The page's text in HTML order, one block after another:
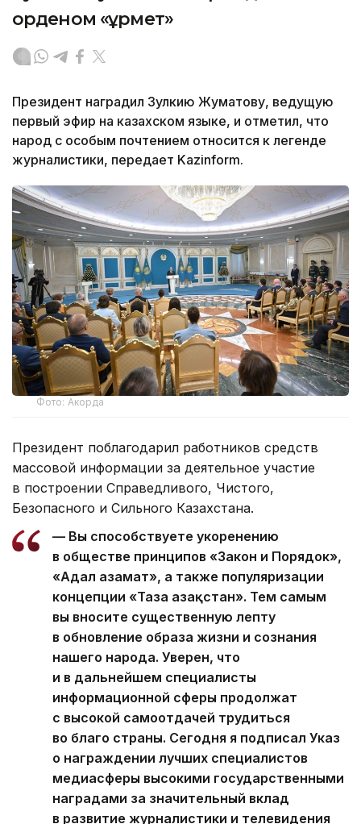
орденом «Құрмет»
Президент наградил Зулкию Жуматову, ведущую
первый эфир на казахском языке, и отметил, что
народ с особым почтением относится к легенде
журналистики, передает Kazinform.
Фото: Акорда
Президент поблагодарил работников средств
массовой информации за деятельное участие
в построении Справедливого, Чистого,
Безопасного и Сильного Казахстана.
— Вы способствуете укоренению
в обществе принципов «Закон и Порядок»,
«Адал азамат», а также популяризации
концепции «Таза Қазақстан». Тем самым
вы вносите существенную лепту
в обновление образа жизни и сознания
нашего народа. Уверен, что
и в дальнейшем специалисты
информационной сферы продолжат
с высокой самоотдачей трудиться
во благо страны. Сегодня я подписал Указ
о награждении лучших специалистов
медиасферы высокими государственными
наградами за значительный вклад
в развитие журналистики и телевидения